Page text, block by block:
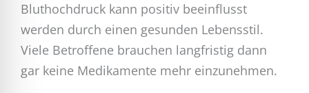
Bluthochdruck kann positiv beeinflusst
werden durch einen gesunden Lebensstil.
Viele Betroffene brauchen langfristig dann
gar keine Medikamente mehr einzunehmen.